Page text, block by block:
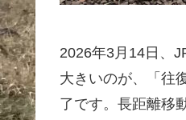
2026年3月14日、
大きいのが、「往
了です。長距離移